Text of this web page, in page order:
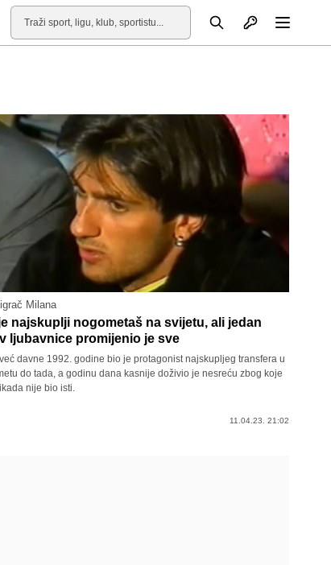
Pretraga Otvori profil
Milana
najskuplji nogometaš na svijetu, ali jedan
ljubavnice promijenio je sve
davne 1992. godine bio je protagonist najskupljeg transfera u
do tada, a godinu dana kasnije doživio je nesreću zbog koje
nije bio isti.
11.04.23. 21:02